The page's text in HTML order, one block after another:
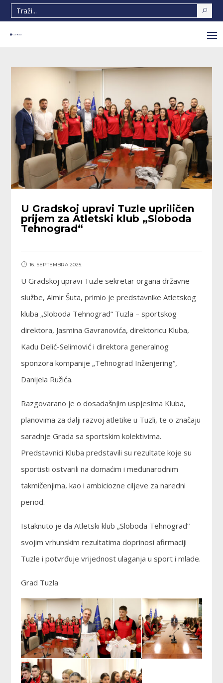
U Gradskoj upravi Tuzle upriličen
prijem za Atletski klub „Sloboda
Tehnograd“
16. SEPTEMBRA 2025.
U Gradskoj upravi Tuzle sekretar organa državne
službe, Almir Šuta, primio je predstavnike Atletskog
kluba „Sloboda Tehnograd“ Tuzla – sportskog
direktora, Jasmina Gavranovića, direktoricu Kluba,
Kadu Delić-Selimović i direktora generalnog
sponzora kompanije „Tehnograd Inženjering“,
Danijela Ružića.
Razgovarano je o dosadašnjim uspjesima Kluba,
planovima za dalji razvoj atletike u Tuzli, te o značaju
saradnje Grada sa sportskim kolektivima.
Predstavnici Kluba predstavili su rezultate koje su
sportisti ostvarili na domaćim i međunarodnim
takmičenjima, kao i ambiciozne ciljeve za naredni
period.
Istaknuto je da Atletski klub „Sloboda Tehnograd“
svojim vrhunskim rezultatima doprinosi afirmaciji
Tuzle i potvrđuje vrijednost ulaganja u sport i mlade.
Grad Tuzla